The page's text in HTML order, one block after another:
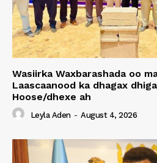
Wasiirka Waxbarashada oo
Laascaanood ka dhagax
Hoose/dhexe ah
Leyla Aden - August 4, 2026